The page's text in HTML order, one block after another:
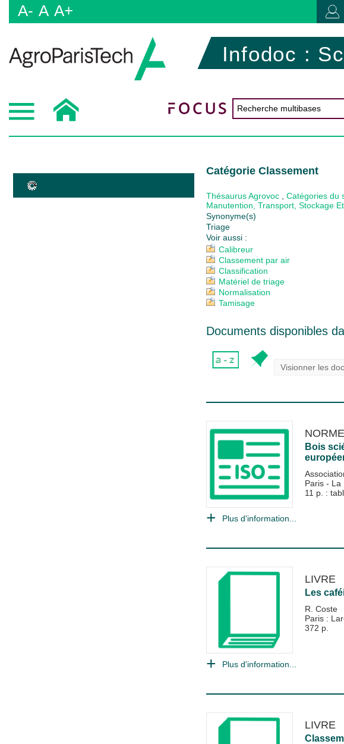
A- A A+
Infodoc :
Catégorie Classement
Thésaurus Agrovoc Catégories du
Manutention, Transport, Stockage
Synonyme(s)
Triage
Voir aussi :
Calibreur
Classement par air
Classification
Matériel de triage
Normalisation
Tamisage
Documents disponibles
Visionner les
NORME
Bois
Paris - La
11 p. :
Plus d'information...
LIVRE
Les
R. Coste
Paris :
372 p.
Plus d'information...
LIVRE